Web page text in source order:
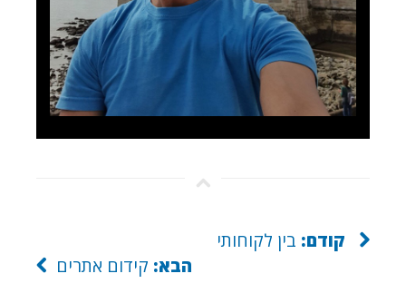
קודם: בין לקוחותי
הבא: קידום אתרים